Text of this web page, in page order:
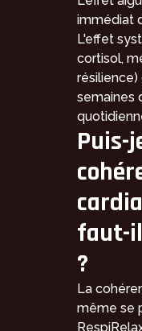
immédiat
L'effet
cortisol,
semaines
Puis-
faut-
?
La
même se